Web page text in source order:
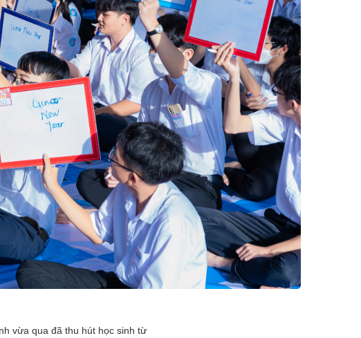
vừa qua đã thu hút học sinh từ